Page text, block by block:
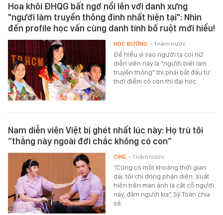
Hoa khôi ĐHQG bất ngờ nổi lên với danh xưng
"người làm truyền thông đỉnh nhất hiện tại": Nhìn
đến profile học vấn cùng danh tính bố ruột mới hiểu!
Để hiểu vì sao người ta coi nữ
diễn viên này là "người biết làm
truyền thông" thì phải bắt đầu từ
thời điểm cô còn thi đại học.
HỌC ĐƯỜNG - 1 năm trước
Nam diễn viên Việt bị ghét nhất lúc này: Họ trù tôi
“thằng này ngoài đời chắc không có con”
“Cũng có một khoảng thời gian
dài, tôi chỉ đóng phản diện. Xuất
hiện trên màn ảnh là cắt cổ người
này, đâm người kia”, Sỹ Toàn chia
sẻ.
CINE - 1 năm trước